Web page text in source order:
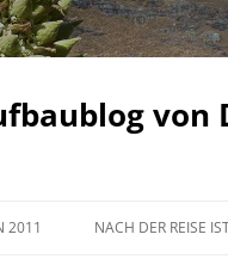
von
2011 NACH DER REISE